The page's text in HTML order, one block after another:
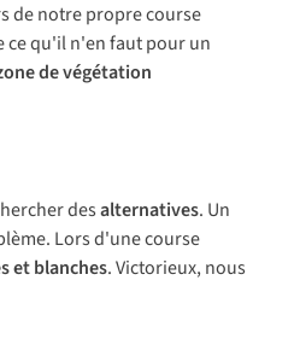
de notre propre course
ce qu'il n'en faut pour un
de végétation
desalternatives. Un
Lors d'une course
et blanches. Victorieux, nous